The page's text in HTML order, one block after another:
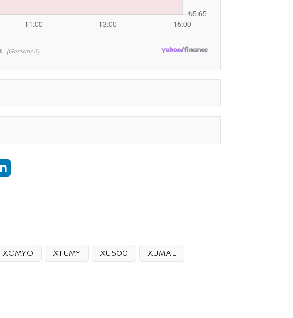
(Gecikmeli)
XGMYO XTUMY XU500 XUMAL